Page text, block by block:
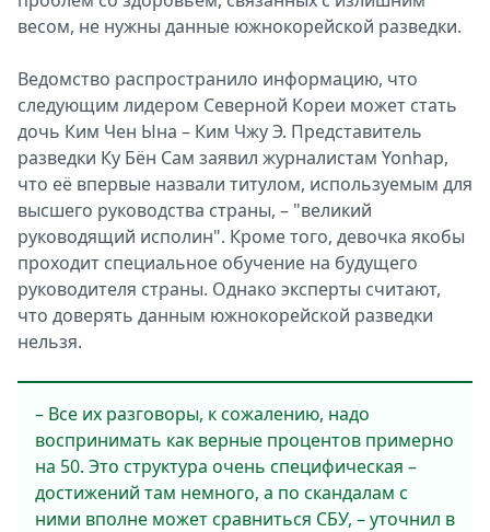
весом, не нужны данные южнокорейской разведки.
Ведомство распространило информацию, что
следующим лидером Северной Кореи может стать
дочь Ким Чен Ына – Ким Чжу Э. Представитель
разведки Ку Бён Сам заявил журналистам Yonhap,
что её впервые назвали титулом, используемым для
высшего руководства страны, – "великий
руководящий исполин". Кроме того, девочка якобы
проходит специальное обучение на будущего
руководителя страны. Однако эксперты считают,
что доверять данным южнокорейской разведки
нельзя.
– Все их разговоры, к сожалению, надо
воспринимать как верные процентов примерно
на 50. Это структура очень специфическая –
достижений там немного, а по скандалам с
ними вполне может сравниться СБУ, – уточнил в